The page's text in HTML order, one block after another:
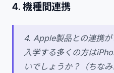
4. 機種間連携
4. Apple製品との連携が
入学する多くの方は
いでしょうか？（ちな